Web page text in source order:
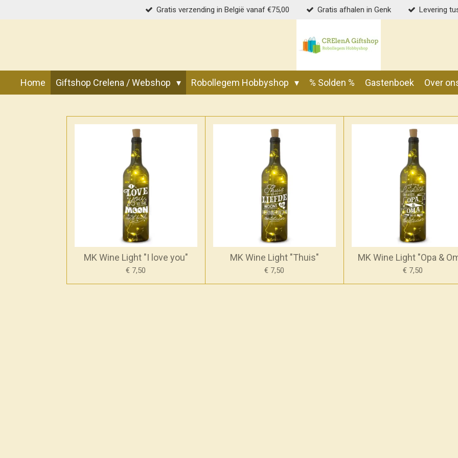
direct
Gratis verzending in België vanaf €75,00 Gratis afhalen in Genk Levering
Home Giftshop Crelena / Webshop Robollegem Hobbyshop % Solden % Gastenboek Over
MK Wine Light "I love you"
€ 7,50
MK Wine Light "Thuis"
€ 7,50
MK Wine Light "Opa &
€ 7,50